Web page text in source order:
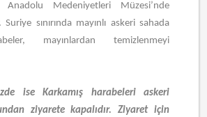
Medeniyetleri Müzesi’nde
sınırında mayınlı askeri sahada
mayınlardan temizlenmeyi
ise Karkamış harabeleri askeri
ziyarete kapalıdır. Ziyaret için